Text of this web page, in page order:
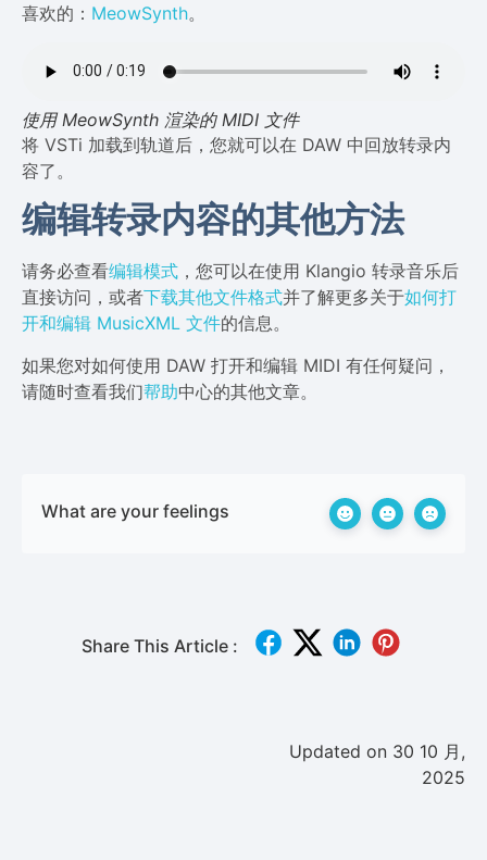
喜欢的： MeowSynth。
使用 MeowSynth 渲染的 MIDI 文件
将 VSTi 加载到轨道后，您就可以在 DAW 中回放转录内
容了。
编辑转录内容的其他方法
请务必查看编辑模式 ，您可以在使用 Klangio 转录音乐后
直接访问，或者下载其他文件格式并了解更多关于如何打
开和编辑 MusicXML 文件的信息。
如果您对如何使用 DAW 打开和编辑 MIDI 有任何疑问，
请随时查看我们帮助中心的其他文章。
What are your feelings
Share This Article :
Updated on 30 10 月,
2025